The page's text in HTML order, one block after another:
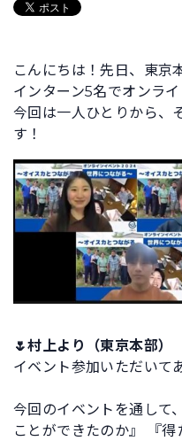
こんにちは！先日、東京
インターン5名でオンラ
今回は一人ひとりから、
す！
🌷村上より（東京本部）
イベント参加いただいて
今回のイベントを通して
ことができたのか』 『